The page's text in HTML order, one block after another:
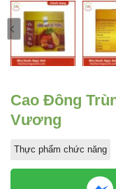
Cao Đông
Vương
Thực phẩm chức năng